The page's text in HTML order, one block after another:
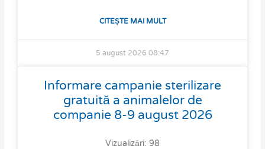
CITEȘTE MAI MULT
5 august 2026 08:47
Informare campanie sterilizare
gratuită a animalelor de
companie 8-9 august 2026
Vizualizări: 98